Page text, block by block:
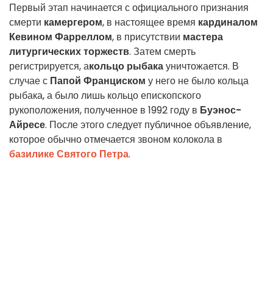
Первый этап начинается с официального признания
смерти камергером, в настоящее время кардиналом
Кевином Фарреллом, в присутствии мастера
литургических торжеств. Затем смерть
регистрируется, акольцо рыбакауничтожается. В
случае с Папой Франциском у него не было кольца
рыбака, а было лишь кольцо епископского
рукоположения, полученное в 1992 году в Буэнос-
Айресе. После этого следует публичное объявление,
которое обычно отмечается звоном колокола в
базилике Святого Петра.